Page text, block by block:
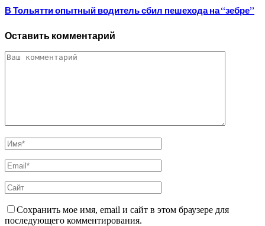
В Тольятти опытный водитель сбил пешехода на “зебре”
Оставить комментарий
Сохранить мое имя, email и сайт в этом браузере для
последующего комментирования.